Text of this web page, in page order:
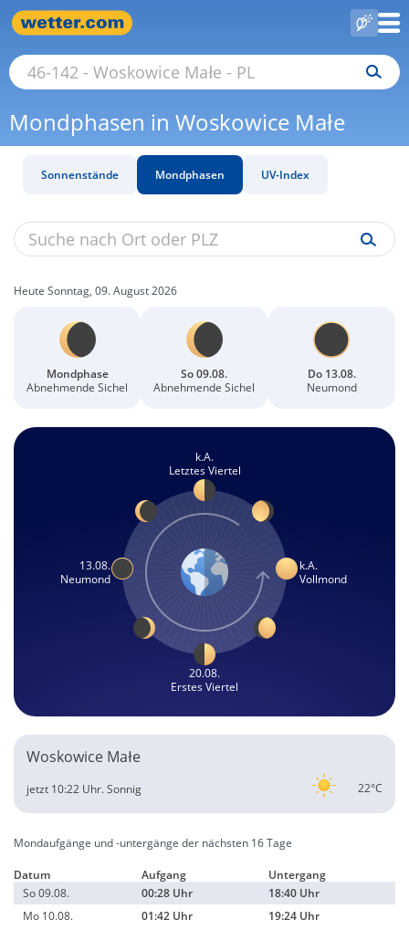
Mondphasen in Woskowice Małe
Sonnenstände Mondphasen UV-Index
Heute Sonntag, 09. August 2026
Mondphase
Abnehmende Sichel
So 09.08.
Abnehmende Sichel
Do 13.08.
Neumond
k.A.
Letztes Viertel
13.08.
Neumond
k.A.
Vollmond
20.08.
Erstes Viertel
Woskowice Małe
22°C
jetzt 10:22 Uhr.Sonnig
Mondaufgänge und -untergänge der nächsten 16 Tage
Datum Aufgang
Untergang
So 09.08.
00:28 Uhr
18:40 Uhr
Mo 10.08.
01:42 Uhr
19:24 Uhr